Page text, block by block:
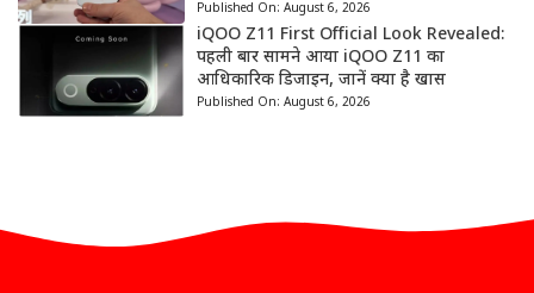
Published On: August 6, 2026
iQOO Z11 First Official Look Revealed:
पहली बार सामने आया iQOO Z11 का
आधिकारिक डिजाइन, जानें क्या है खास
Published On: August 6, 2026